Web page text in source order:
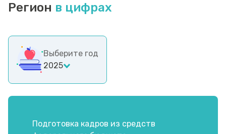
Регион в цифрах
Выберите год
2025
Подготовка кадров из средств